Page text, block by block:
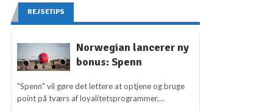
REJSETIPS
Norwegian lancerer ny
bonus: Spenn
"Spenn" vil gøre det lettere at optjene og bruge
point på tværs af loyalitetsprogrammer,...